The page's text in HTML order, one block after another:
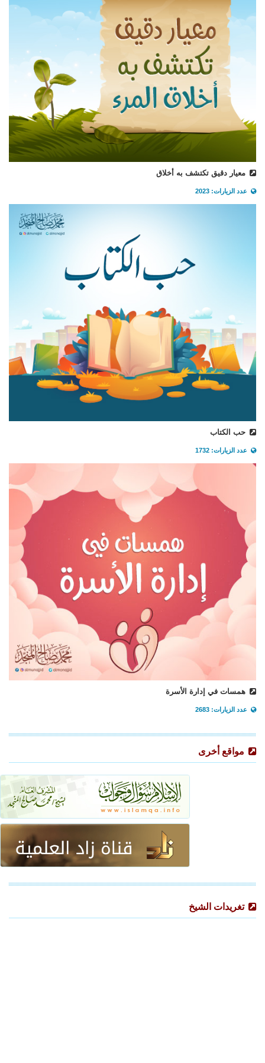
معيار دقيق تكتشف به أخلاق
عدد الزيارات: 2023
حب الكتاب
عدد الزيارات: 1732
همسات في إدارة الأسرة
عدد الزيارات: 2683
مواقع أخرى
تغريدات الشيخ